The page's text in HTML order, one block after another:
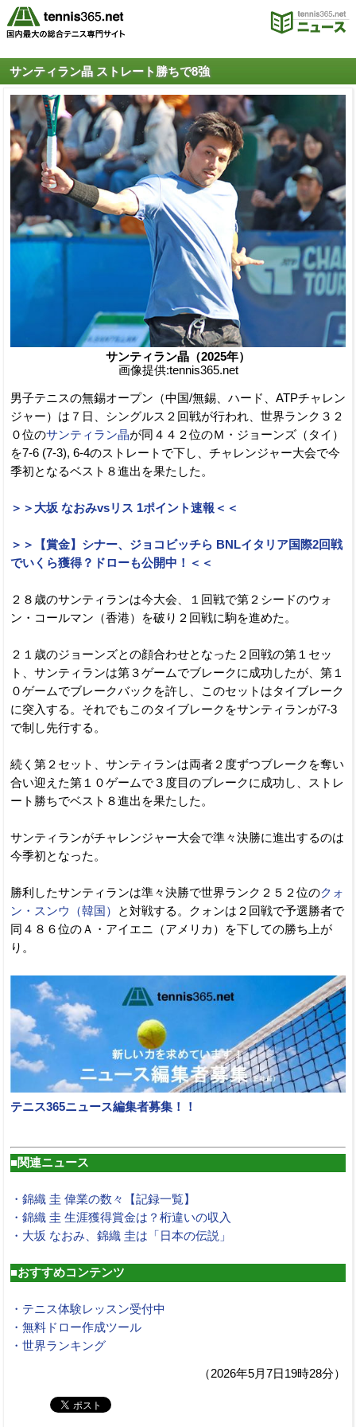
サンティラン晶 ストレート勝ちで8強
サンティラン晶（2025年）
画像提供:tennis365.net
男子テニスの無錫オープン（中国/無錫、ハード、ATPチャレン
ジャー）は７日、シングルス２回戦が行われ、世界ランク３２
０位のサンティラン晶が同４４２位のＭ・ジョーンズ（タイ）
を7-6 (7-3), 6-4のストレートで下し、チャレンジャー大会で今
季初となるベスト８進出を果たした。
＞＞大坂 なおみvsリス 1ポイント速報＜＜
＞＞【賞金】シナー、ジョコビッチら BNLイタリア国際2回戦
でいくら獲得？ドローも公開中！＜＜
２８歳のサンティランは今大会、１回戦で第２シードのウォ
ン・コールマン（香港）を破り２回戦に駒を進めた。
２１歳のジョーンズとの顔合わせとなった２回戦の第１セッ
ト、サンティランは第３ゲームでブレークに成功したが、第１
０ゲームでブレークバックを許し、このセットはタイブレーク
に突入する。それでもこのタイブレークをサンティランが7-3
で制し先行する。
続く第２セット、サンティランは両者２度ずつブレークを奪い
合い迎えた第１０ゲームで３度目のブレークに成功し、ストレ
ート勝ちでベスト８進出を果たした。
サンティランがチャレンジャー大会で準々決勝に進出するのは
今季初となった。
勝利したサンティランは準々決勝で世界ランク２５２位のクォ
ン・スンウ（韓国）
と対戦する。クォンは２回戦で予選勝者で
同４８６位のＡ・アイエニ（アメリカ）を下しての勝ち上が
り。
テニス365ニュース編集者募集！！
■関連ニュース
・錦織 圭 偉業の数々【記録一覧】
・錦織 圭 生涯獲得賞金は？桁違いの収入
・大坂 なおみ、錦織 圭は「日本の伝説」
■おすすめコンテンツ
・テニス体験レッスン受付中
・無料ドロー作成ツール
・世界ランキング
（2026年5月7日19時28分）